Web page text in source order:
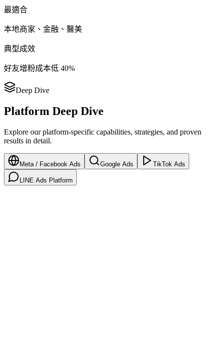
最適合
本地商家、金融、醫美
典型成效
好友增粉成本低 40%
Deep Dive
Platform Deep Dive
Explore our platform-specific capabilities, strategies, and proven
results in detail.
Meta / Facebook Ads Google Ads TikTok Ads
LINE Ads Platform